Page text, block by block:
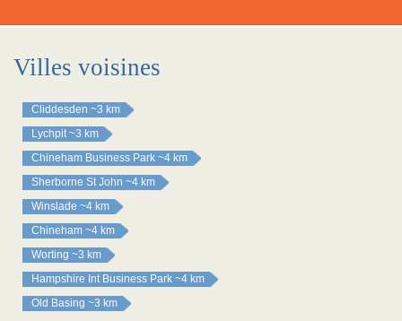
Villes voisines
Cliddesden ~3 km
Lychpit ~3 km
Chineham Business Park ~4 km
Sherborne St John ~4 km
Winslade ~4 km
Chineham ~4 km
Worting ~3 km
Hampshire Int Business Park ~4 km
Old Basing ~3 km